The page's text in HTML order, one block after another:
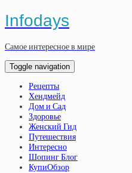
Infodays
Самое интересное в мире
Toggle navigation
Рецепты
Хендмейд
Дом и Сад
Здоровье
Женский Гид
Путешествия
Интересно
Шопинг Блог
КупиОбзор